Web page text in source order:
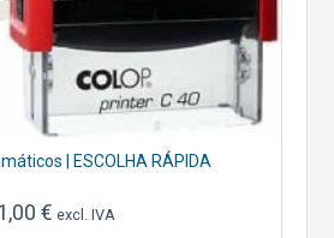
| ESCOLHA RÁPIDA
€ excl. IVA